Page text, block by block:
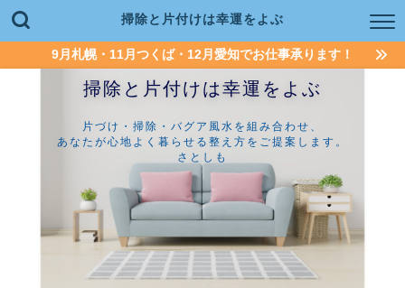
掃除と片付けは幸運をよぶ
9月札幌・11月つくば・12月愛知でお仕事承ります！
掃除と片付けは幸運をよぶ
片づけ・掃除・バグア風水を組み合わせ、
あなたが心地よく暮らせる整え方をご提案します。
さとしも